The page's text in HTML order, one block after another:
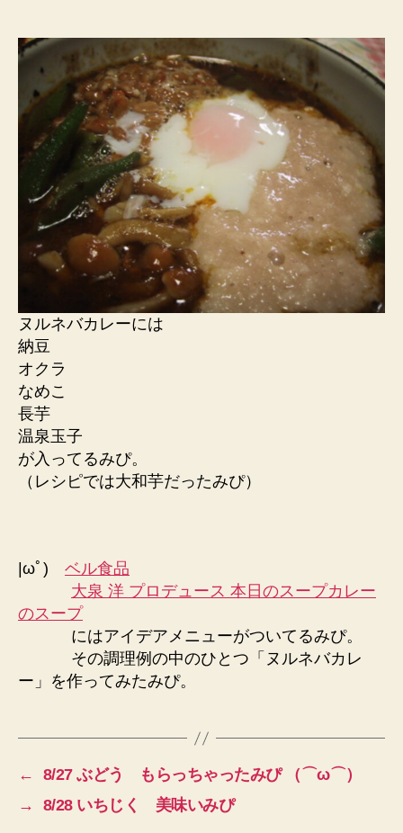
ヌルネバカレーには
納豆
オクラ
なめこ
長芋
温泉玉子
が入ってるみぴ。
（レシピでは大和芋だったみぴ）
|ωﾟ) ベル食品
大泉 洋 プロデュース 本日のスープカレー
のスープ
にはアイデアメニューがついてるみぴ。
その調理例の中のひとつ「ヌルネバカレ
ー」を作ってみたみぴ。
←
8/27 ぶどう もらっちゃったみぴ （⌒ω⌒）
→
8/28 いちじく 美味いみぴ